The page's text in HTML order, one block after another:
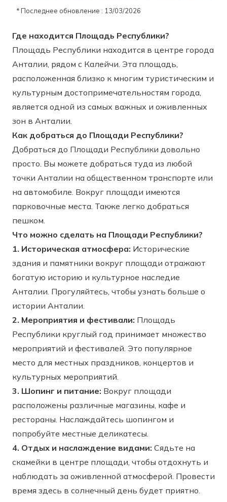
* Последнее обновление : 13/03/2026
Где находится Площадь Республики?
Площадь Республики находится в центре города
Анталии, рядом с Калейчи. Эта площадь,
расположенная близко к многим туристическим и
культурным достопримечательностям города,
является одной из самых важных и оживленных
зон в Анталии.
Как добраться до Площади Республики?
Добраться до Площади Республики довольно
просто. Вы можете добраться туда из любой
точки Анталии на общественном транспорте или
на автомобиле. Вокруг площади имеются
парковочные места. Также легко добраться
пешком.
Что можно сделать на Площади Республики?
1. Историческая атмосфера: Исторические
здания и памятники вокруг площади отражают
богатую историю и культурное наследие
Анталии. Прогуляйтесь, чтобы узнать больше о
истории Анталии.
2. Мероприятия и фестивали: Площадь
Республики круглый год принимает множество
мероприятий и фестивалей. Это популярное
место для местных праздников, концертов и
культурных мероприятий.
3. Шопинг и питание: Вокруг площади
расположены различные магазины, кафе и
рестораны. Наслаждайтесь шопингом и
попробуйте местные деликатесы.
4. Отдых и наслаждение видами: Сядьте на
скамейки в центре площади, чтобы отдохнуть и
наблюдать за оживленной атмосферой. Провести
время здесь в солнечный день будет приятно.